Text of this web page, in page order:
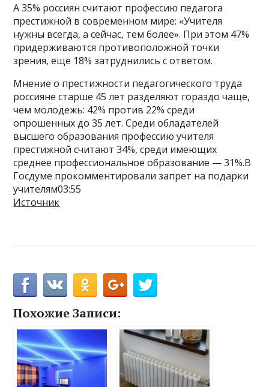
А 35% россиян считают профессию педагога
престижной в современном мире: «Учителя
нужны всегда, а сейчас, тем более». При этом 47%
придерживаются противоположной точки
зрения, еще 18% затруднились с ответом.
Мнение о престижности педагогического труда
россияне старше 45 лет разделяют гораздо чаще,
чем молодежь: 42% против 22% среди
опрошенных до 35 лет. Среди обладателей
высшего образования профессию учителя
престижной считают 34%, среди имеющих
среднее профессиональное образование — 31%.В
Госдуме прокомментировали запрет на подарки
учителям03:55
Источник
Похожие Записи: